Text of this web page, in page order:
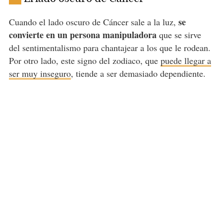
Cuando el lado oscuro de Cáncer sale a la luz, se
convierte en un persona manipuladoraque se sirve
del sentimentalismo para chantajear a los que le rodean.
Por otro lado, este signo del zodiaco, que puede llegar a
ser muy inseguro, tiende a ser demasiado dependiente.